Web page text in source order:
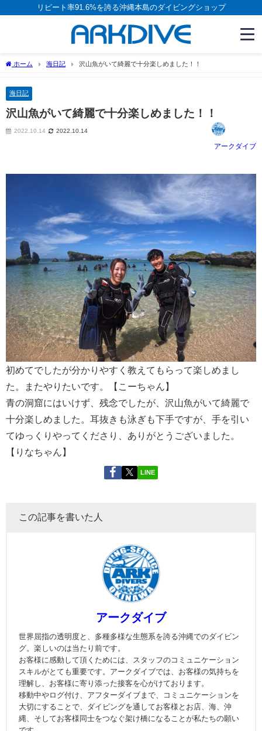
リピート率91.6%を誇る沖縄本島のダイビングショップ
ホーム 海日記 沢山魚がいて綺麗で十分楽しめました！！
海日記
沢山魚がいて綺麗で十分楽しめました！！
2022.10.14 2022.10.14
アークダイブ
初めてでしたが分かりやすく教えてもらって楽しめまし
た。またやりたいです。【こーちゃん】
青の洞窟にはいけず、残念でしたが、沢山魚がいて綺麗で
十分楽しめました。耳抜きも泳ぎも下手ですが、手を引い
てゆっくりやってくださり、ありがとうございました。
【りなちゃん】
LINE
この記事を書いた人
アークダイブ
世界屈指の透明度と、多種多様な生態系を誇る沖縄でのダイビン
グ。楽しいのは当たり前です。
お客様に感動して頂くためには、スタッフのコミュニケーション
スキルがとても重要です。アークダイブでは、お客様の気持ちを
理解し、お客様に寄り添った接客を心がけております。
移動中やログ付け、アフターダイブまで、コミュニケーションを
大切にすることで、ダイビングを通してお客様とお店、海、沖
縄、そしてお客様同士をつなぐ架け橋になることが私たちの願い